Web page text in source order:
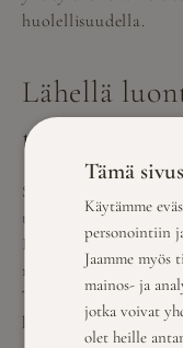
huolellisuudella.
Lähellä
työskentelyyn
Savutuvan Apaja
tekee siitä
Päijänteen rannalla
näkymät ja
Tämä ympäristö
keskittymiskykyä.
Tämä
Käytämme
personointiin
Jaamme myös
mainos- ja
jotka voivat
olet heille